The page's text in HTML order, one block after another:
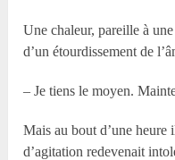
Une chaleur, pareille à
d’un étourdissement de
– Je tiens le moyen.
Mais au bout d’une heure
d’agitation redevenait